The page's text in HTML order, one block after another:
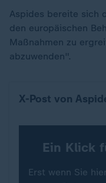
Aspides bereite sich
den europäischen
Maßnahmen zu
abzuwenden".
X-Post von
Ein Klick
Erst wenn Sie